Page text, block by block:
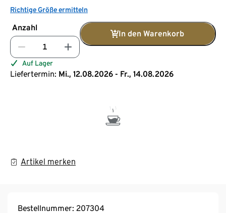
Richtige Größe ermitteln
Anzahl
In den Warenkorb
Auf Lager
Liefertermin: Mi., 12.08.2026 - Fr., 14.08.2026
Artikel merken
Bestellnummer: 207304